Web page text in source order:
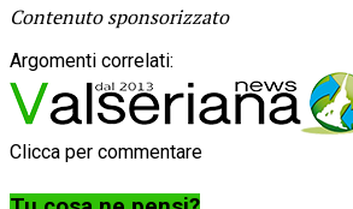
Contenuto sponsorizzato
Argomenti correlati:
Clicca per commentare